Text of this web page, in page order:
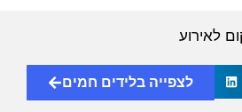
לאירוע
לצפייה בלידים חמים